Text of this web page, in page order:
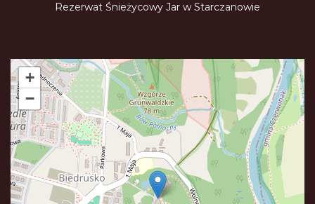
Rezerwat Śnieżycowy Jar w Starczanowie
+
−